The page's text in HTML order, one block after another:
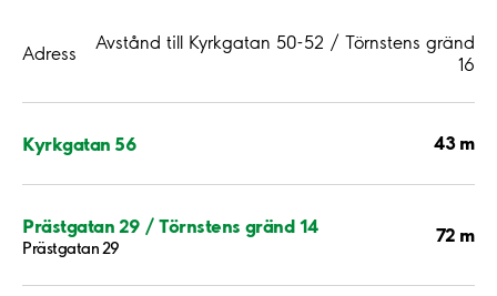
Adress
Avstånd till Kyrkgatan 50-52 / Törnstens gränd
16
Kyrkgatan 56 43 m
Prästgatan 29 / Törnstens gränd 14
Prästgatan 29
72 m